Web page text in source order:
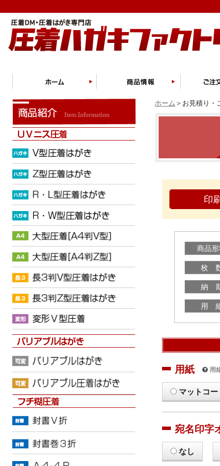
ホーム ＞お見積り・
印
商品
枚
納
用
用紙 用
マットコー
宛名印字
なし